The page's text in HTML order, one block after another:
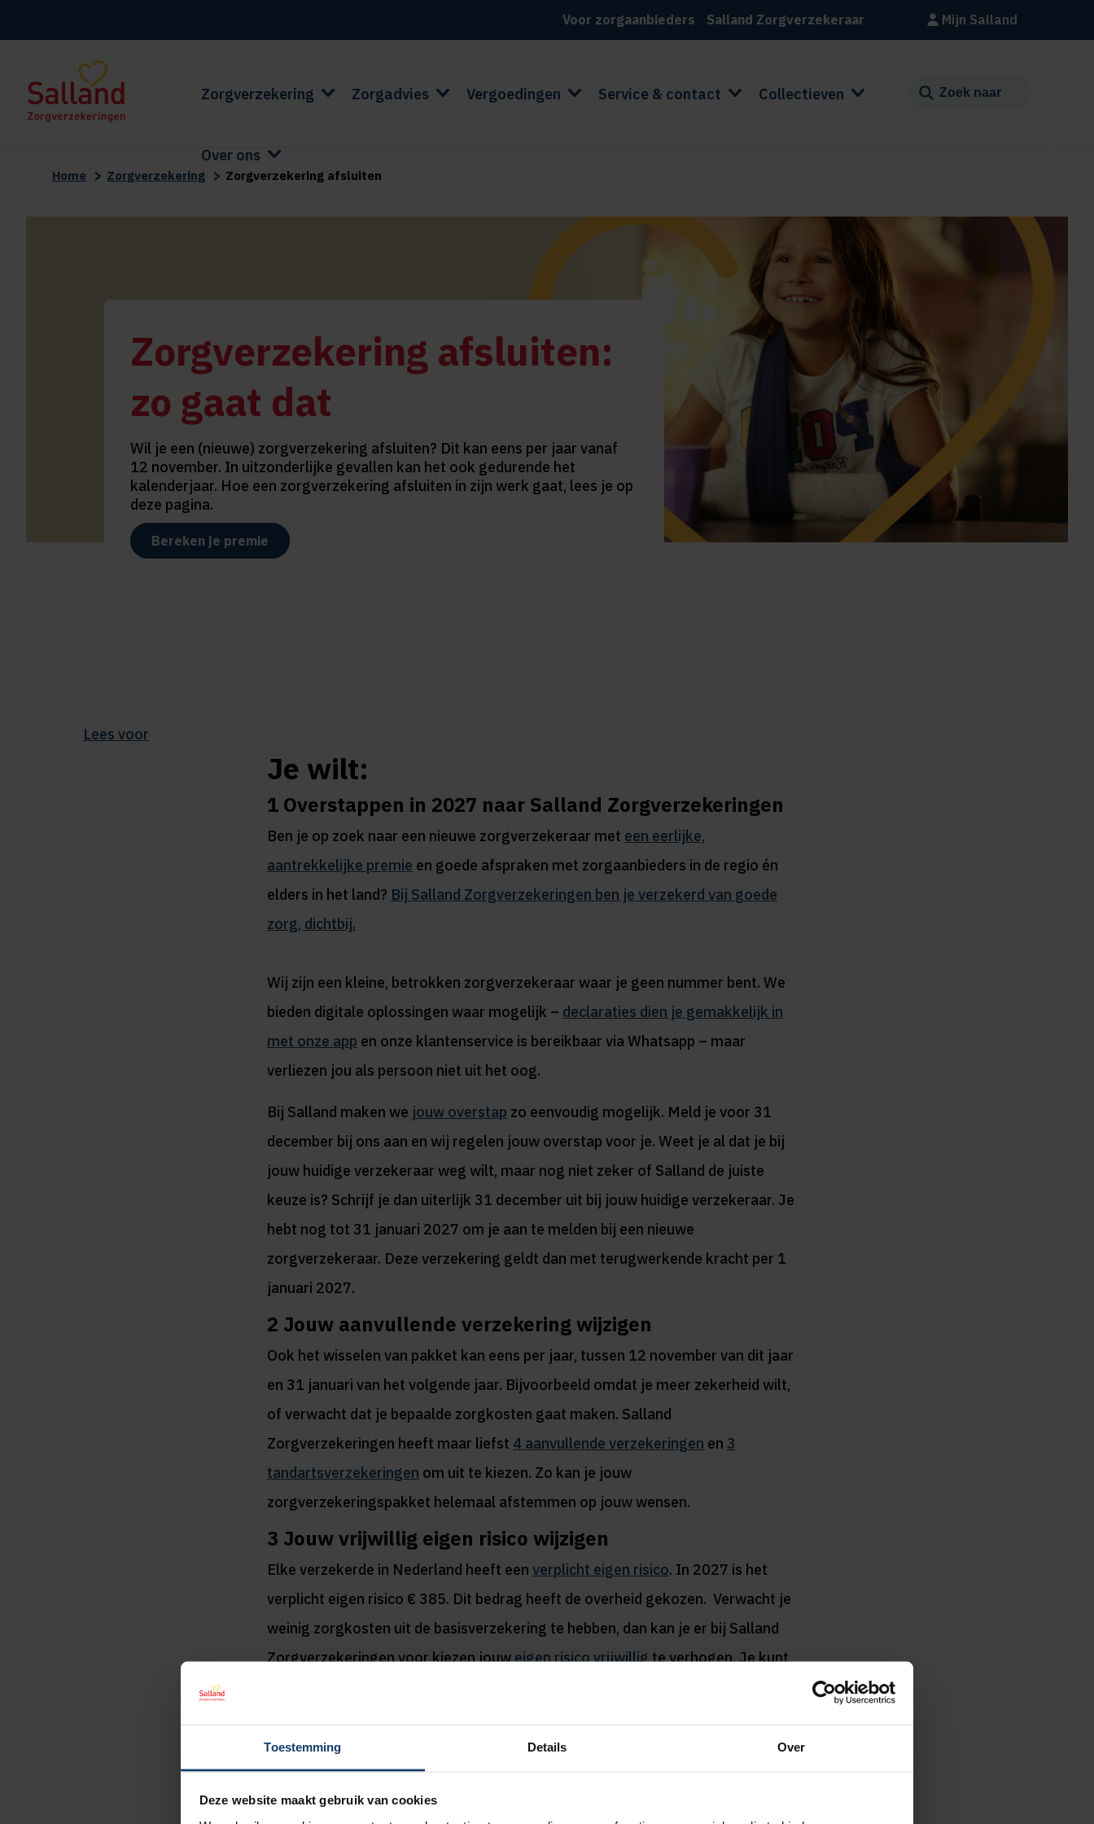
Toestemming Details Over
Deze website maakt gebruik van cookies
Voor zorgaanbieders Salland Zorgverzekeraar Mijn Salland
Zorgverzekering Zorgadvies Vergoedingen Service & contact Collectieven
Over ons
Home > Zorgverzekering > Zorgverzekering afsluiten
Zorgverzekering afsluiten:
zo gaat dat
Wil je een (nieuwe) zorgverzekering afsluiten? Dit kan eens per jaar vanaf
12 november. In uitzonderlijke gevallen kan het ook gedurende het
kalenderjaar. Hoe een zorgverzekering afsluiten in zijn werk gaat, lees je op
deze pagina.
Bereken je premie
Lees voor
Je wilt:
1 Overstappen in 2027 naar Salland Zorgverzekeringen
Ben je op zoek naar een nieuwe zorgverzekeraar met een eerlijke,
aantrekkelijke premie en goede afspraken met zorgaanbieders in de regio én
elders in het land? Bij Salland Zorgverzekeringen ben je verzekerd van goede
zorg, dichtbij.
Wij zijn een kleine, betrokken zorgverzekeraar waar je geen nummer bent. We
bieden digitale oplossingen waar mogelijk – declaraties dien je gemakkelijk in
met onze app en onze klantenservice is bereikbaar via Whatsapp – maar
verliezen jou als persoon niet uit het oog.
Bij Salland maken we jouw overstap zo eenvoudig mogelijk. Meld je voor 31
december bij ons aan en wij regelen jouw overstap voor je. Weet je al dat je bij
jouw huidige verzekeraar weg wilt, maar nog niet zeker of Salland de juiste
keuze is? Schrijf je dan uiterlijk 31 december uit bij jouw huidige verzekeraar. Je
hebt nog tot 31 januari 2027 om je aan te melden bij een nieuwe
zorgverzekeraar. Deze verzekering geldt dan met terugwerkende kracht per 1
januari 2027.
2 Jouw aanvullende verzekering wijzigen
Ook het wisselen van pakket kan eens per jaar, tussen 12 november van dit jaar
en 31 januari van het volgende jaar. Bijvoorbeeld omdat je meer zekerheid wilt,
of verwacht dat je bepaalde zorgkosten gaat maken. Salland
Zorgverzekeringen heeft maar liefst 4 aanvullende verzekeringen en 3
tandartsverzekeringen om uit te kiezen. Zo kan je jouw
zorgverzekeringspakket helemaal afstemmen op jouw wensen.
3 Jouw vrijwillig eigen risico wijzigen
Elke verzekerde in Nederland heeft een verplicht eigen risico. In 2027 is het
verplicht eigen risico € 385. Dit bedrag heeft de overheid gekozen. Verwacht je
weinig zorgkosten uit de basisverzekering te hebben, dan kan je er bij Salland
Zorgverzekeringen voor kiezen jouweigen risico vrijwilligte verhogen. Je kunt
Wil je jouw vrijwillig eigen risico verhogen (je verwacht weinig zorgkosten) of